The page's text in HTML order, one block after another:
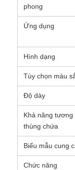
phong
Ứng dụng
Hình dạng
Tùy chọn màu
Độ dày
Khả năng
thùng chứa
Biểu mẫu cung
Chức năng